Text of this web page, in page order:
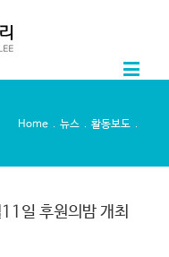
Home . 뉴스 . 활동보도 .
일 후원의밤 개최